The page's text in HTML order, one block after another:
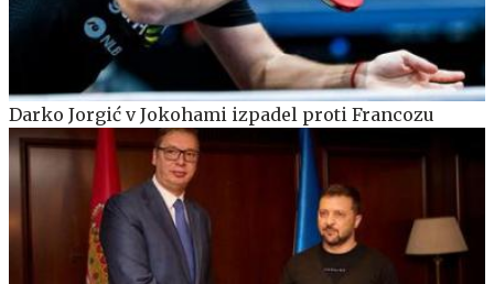
Darko Jorgić v Jokohami izpadel proti Francozu